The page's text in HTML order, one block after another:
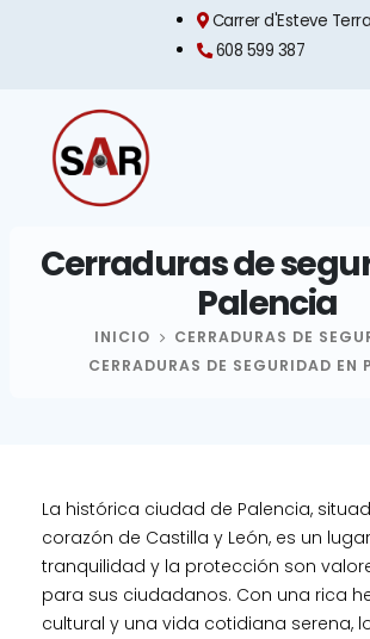
Carrer d'Esteve
608 599 387
Cerraduras de
Palencia
INICIO
CERRADURAS DE
CERRADURAS DE SEGURIDAD EN
La histórica ciudad de Palencia,
corazón de Castilla y León, es un
tranquilidad y la protección son
para sus ciudadanos. Con una rica
cultural y una vida cotidiana serena,